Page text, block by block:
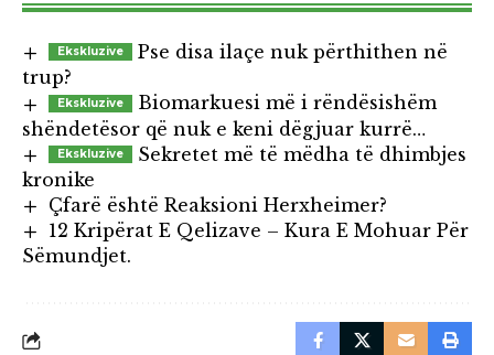
Pse disa ilaçe nuk përthithen në
trup?
Biomarkuesi më i rëndësishëm
shëndetësor që nuk e keni dëgjuar kurrë…
Sekretet më të mëdha të dhimbjes
kronike
Çfarë është Reaksioni Herxheimer?
12 Kripërat E Qelizave – Kura E Mohuar Për
Sëmundjet.